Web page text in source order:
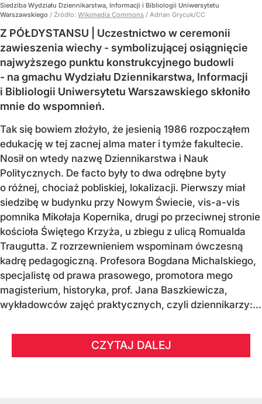
Siedziba Wydziału Dziennikarstwa, Informacji i Bibliologii Uniwersytetu
Warszawskiego / Źródło: Wikimedia Commons / Adrian Grycuk/CC
Z PÓŁDYSTANSU | Uczestnictwo w ceremonii
zawieszenia wiechy - symbolizującej osiągnięcie
najwyższego punktu konstrukcyjnego budowli
- na gmachu Wydziału Dziennikarstwa, Informacji
i Bibliologii Uniwersytetu Warszawskiego skłoniło
mnie do wspomnień.
Tak się bowiem złożyło, że jesienią 1986 rozpocząłem
edukację w tej zacnej alma mater i tymże fakultecie.
Nosił on wtedy nazwę Dziennikarstwa i Nauk
Politycznych. De facto były to dwa odrębne byty
o różnej, chociaż pobliskiej, lokalizacji. Pierwszy miał
siedzibę w budynku przy Nowym Świecie, vis-a-vis
pomnika Mikołaja Kopernika, drugi po przeciwnej stronie
kościoła Świętego Krzyża, u zbiegu z ulicą Romualda
Traugutta. Z rozrzewnieniem wspominam ówczesną
kadrę pedagogiczną. Profesora Bogdana Michalskiego,
specjalistę od prawa prasowego, promotora mego
magisterium, historyka, prof. Jana Baszkiewicza,
wykładowców zajęć praktycznych, czyli dziennikarzy:...
CZYTAJ DALEJ